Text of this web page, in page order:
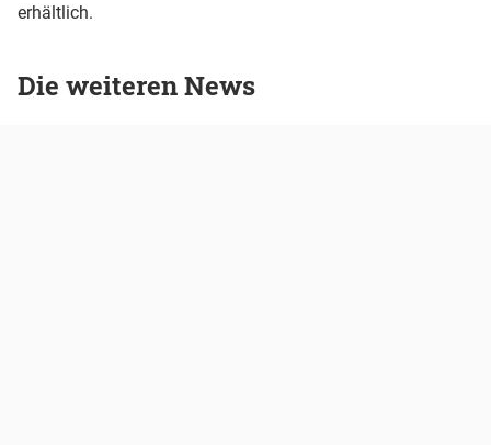
erhältlich.
Die weiteren News